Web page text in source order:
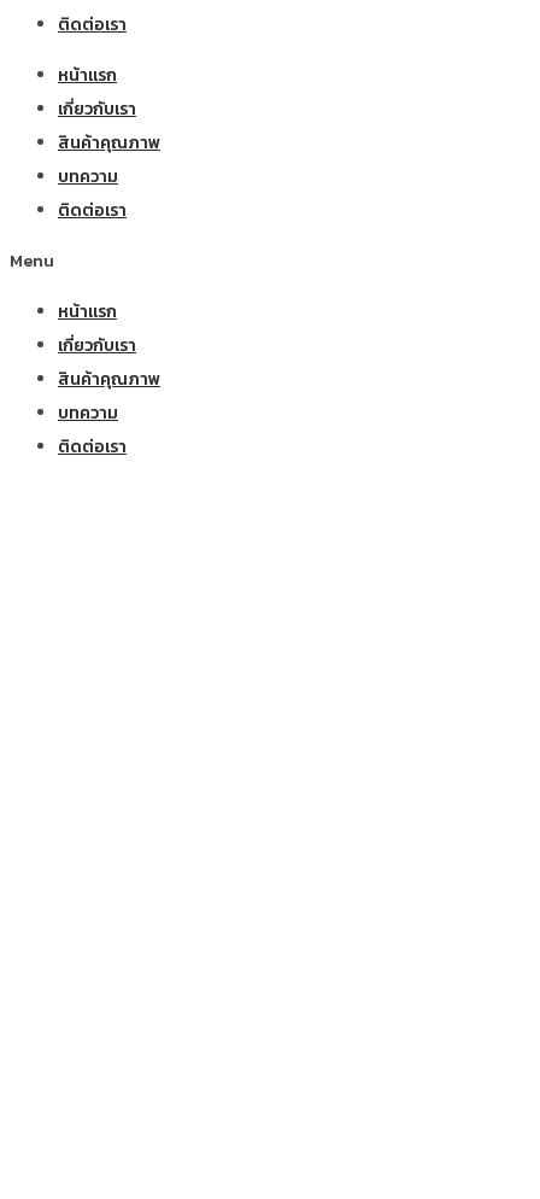
ติดต่อเรา
หน้าแรก
เกี่ยวกับเรา
สินค้าคุณภาพ
บทความ
ติดต่อเรา
Menu
หน้าแรก
เกี่ยวกับเรา
สินค้าคุณภาพ
บทความ
ติดต่อเรา